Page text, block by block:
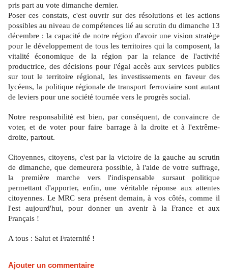
pris part au vote dimanche dernier.
Poser ces constats, c'est ouvrir sur des résolutions et les actions
possibles au niveau de compétences lié au scrutin du dimanche 13
décembre : la capacité de notre région d'avoir une vision stratège
pour le développement de tous les territoires qui la composent, la
vitalité économique de la région par la relance de l'activité
productrice, des décisions pour l'égal accès aux services publics
sur tout le territoire régional, les investissements en faveur des
lycéens, la politique régionale de transport ferroviaire sont autant
de leviers pour une société tournée vers le progrès social.
Notre responsabilité est bien, par conséquent, de convaincre de
voter, et de voter pour faire barrage à la droite et à l'extrême-
droite, partout.
Citoyennes, citoyens, c'est par la victoire de la gauche au scrutin
de dimanche, que demeurera possible, à l'aide de votre suffrage,
la première marche vers l'indispensable sursaut politique
permettant d'apporter, enfin, une véritable réponse aux attentes
citoyennes. Le MRC sera présent demain, à vos côtés, comme il
l'est aujourd'hui, pour donner un avenir à la France et aux
Français !
A tous : Salut et Fraternité !
Ajouter un commentaire